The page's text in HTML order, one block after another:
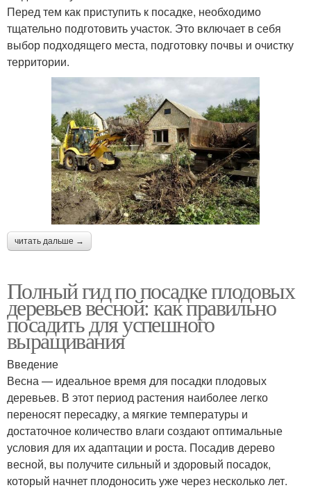
Перед тем как приступить к посадке, необходимо
тщательно подготовить участок. Это включает в себя
выбор подходящего места, подготовку почвы и очистку
территории.
читать дальше →
Полный гид по посадке плодовых
деревьев весной: как правильно
посадить для успешного
выращивания
Введение
Весна — идеальное время для посадки плодовых
деревьев. В этот период растения наиболее легко
переносят пересадку, а мягкие температуры и
достаточное количество влаги создают оптимальные
условия для их адаптации и роста. Посадив дерево
весной, вы получите сильный и здоровый посадок,
который начнет плодоносить уже через несколько лет.